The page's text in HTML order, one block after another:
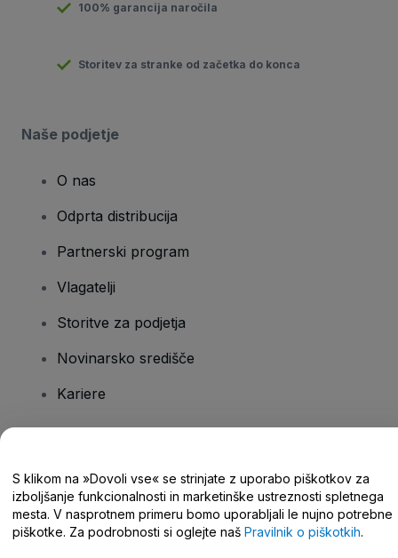
100% garancija naročila
Storitev za stranke od začetka do konca
Naše podjetje
O nas
Odprta distribucija
Partnerski program
Vlagatelji
Storitve za podjetja
Novinarsko središče
Kariere
Središče za pomoč/stik z nami
S klikom na »Dovoli vse« se strinjate z uporabo piškotkov za
izboljšanje funkcionalnosti in marketinške ustreznosti spletnega
mesta. V nasprotnem primeru bomo uporabljali le nujno potrebne
piškotke. Za podrobnosti si oglejte naš Pravilnik o piškotkih.